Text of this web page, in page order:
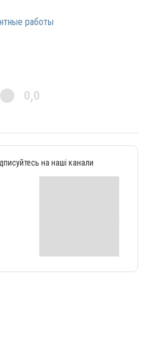
работы
0,0
на наші канали